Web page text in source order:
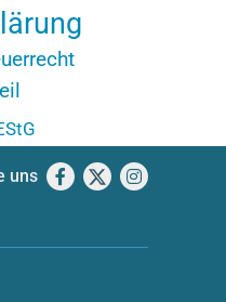
uns Facebook
X Instagram